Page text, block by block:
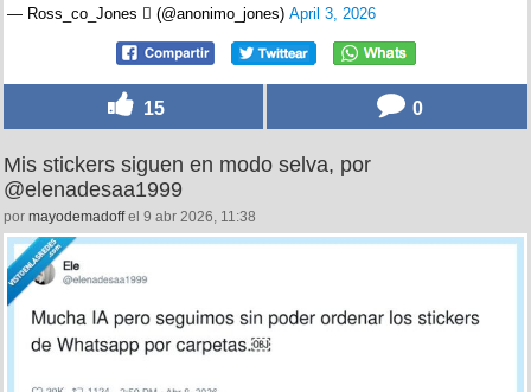
— Ross_co_Jones  (@anonimo_jones) April 3, 2026
15 0
Mis stickers siguen en modo selva, por
@elenadesaa1999
por mayodemadoffel 9 abr 2026, 11:38